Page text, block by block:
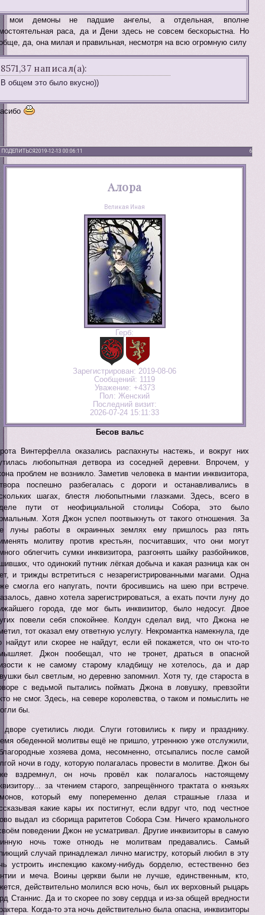
мои демоны не падшие ангелы, а отдельная, вполне
раса, да и Дени здесь не совсем бескорыстна. Но
да, она милая и правильная, несмотря на всю огромную силу
8571,37 написал(а):
В общем это было вкусно))
ПОДЕЛИТЬСЯ 6
2019-12-13 00:06:11
Алора
Великая Иная
Герб:
Зарегистрирован: 2019-08-06
Сообщений: 1119
Уважение: +4373
Пол: Женский
Последний визит:
2026-07-24 15:11:33
Бесов вальс
Винтерфелла оказались распахнуты настежь, и вокруг них
любопытная детвора из соседней деревни. Впрочем, у
проблем не возникло. Заметив человека в мантии инквизитора,
поспешно разбегалась с дороги и останавливались в
шагах, блестя любопытными глазками. Здесь, всего в
пути от неофициальной столицы Собора, это было
Хотя Джон успел поотвыкнуть от такого отношения. За
луны работы в окраинных землях ему пришлось раз пять
молитву против крестьян, посчитавших, что они могут
облегчить сумки инквизитора, разгонять шайку разбойников,
что одинокий путник лёгкая добыча и какая разница как он
и трижды встретиться с незарегистрированными магами. Одна
смогла его напугать, почти бросившись на шею при встрече.
давно хотела зарегистрироваться, а ехать почти луну до
города, где мог быть инквизитор, было недосуг. Двое
повели себя спокойнее. Колдун сделал вид, что Джона не
тот оказал ему ответную услугу. Некромантка намекнула, где
найдут или скорее не найдут, если ей покажется, что он что-то
Джон пообещал, что не тронет, драться в опасной
к не самому старому кладбищу не хотелось, да и дар
был светлым, но деревню запомнил. Хотя ту, где староста в
с ведьмой пытались поймать Джона в ловушку, превзойти
не смог. Здесь, на севере королевства, о таком и помыслить не
бы.
дворе суетились люди. Слуги готовились к пиру и празднику.
обеденной молитвы ещё не пришло, утреннюю уже отслужили,
хозяева дома, несомненно, отсыпались после самой
ночи в году, которую полагалась провести в молитве. Джон бы
вздремнул, он ночь провёл как полагалось настоящему
за чтением старого, запрещённого трактата о князьях
который ему попеременно делая страшные глаза и
какие кары их постигнут, если вдруг что, под честное
выдал из сборища раритетов Собора Сэм. Ничего крамольного
поведении Джон не усматривал. Другие инквизиторы в самую
ночь тоже отнюдь не молитвам предавались. Самый
случай принадлежал лично магистру, который любил в эту
устроить инспекцию какому-нибудь борделю, естественно без
и меча. Воины церкви были не лучше, единственным, кто,
действительно молился всю ночь, был их верховный рыцарь
Станнис. Да и то скорее по зову сердца и из-за общей вредности
Когда-то эта ночь действительно была опасна, инквизиторы